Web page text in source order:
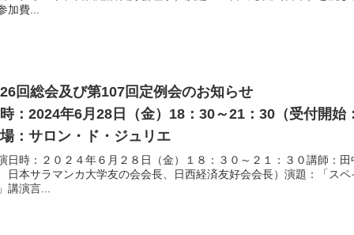
加費...
回総会及び第107回定例会のお知らせ
：2024年6月28日（金）18：30～21：30（受付開始
：サロン・ド・ジュリエ
日時：２０２４年６月２８日（金）１８：３０～２１：３０講師：
日本サラマンカ大学友の会会長、日西経済友好会会長）演題：「ス
講演言...